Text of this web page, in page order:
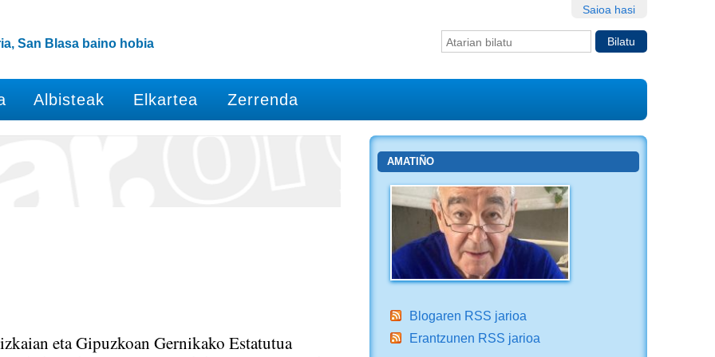
Saioa hasi
Bilatu atarian
San Blasa baino hobia
Albisteak Elkartea Zerrenda
eta Gipuzkoan Gernikako Estatutua
AMATIÑO
Blogaren RSS jarioa
Erantzunen RSS jarioa